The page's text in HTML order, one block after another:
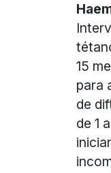
15
para
de
de 1